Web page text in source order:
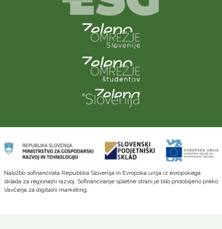
Naložbo sofinancirata Republika Slovenija in Evropska unija iz evropskega
sklada za regionalni razvoj. Sofinanciranje spletne strani je bilo pridobljeno preko
Vavčerja za digitalni marketing.